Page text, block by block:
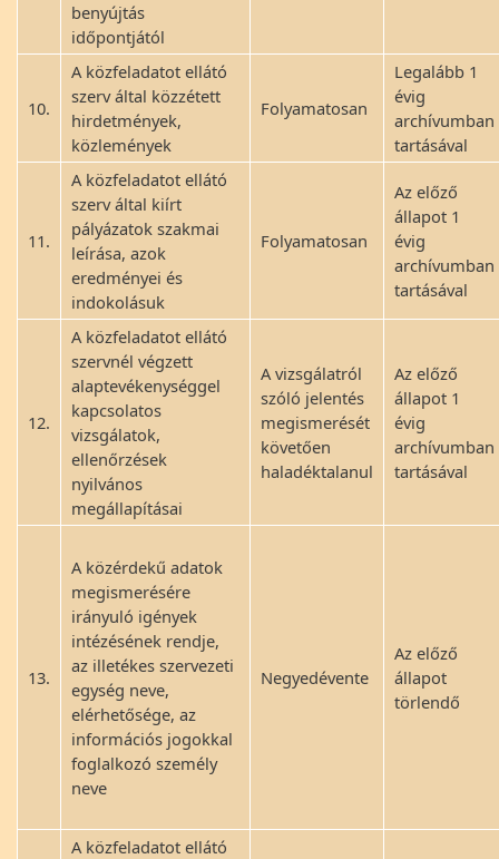
benyújtás
időpontjától
10.
A közfeladatot ellátó
szerv által közzétett
hirdetmények,
közlemények
Folyamatosan
Legalább 1
évig
archívumban
tartásával
11.
A közfeladatot ellátó
szerv által kiírt
pályázatok szakmai
leírása, azok
eredményei és
indokolásuk
Folyamatosan
Az előző
állapot 1
évig
archívumban
tartásával
12.
A közfeladatot ellátó
szervnél végzett
alaptevékenységgel
kapcsolatos
vizsgálatok,
ellenőrzések
nyilvános
megállapításai
A vizsgálatról
szóló jelentés
megismerését
követően
haladéktalanul
Az előző
állapot 1
évig
archívumban
tartásával
13.
A közérdekű adatok
megismerésére
irányuló igények
intézésének rendje,
az illetékes szervezeti
egység neve,
elérhetősége, az
információs jogokkal
foglalkozó személy
neve
Negyedévente
Az előző
állapot
törlendő
A közfeladatot ellátó